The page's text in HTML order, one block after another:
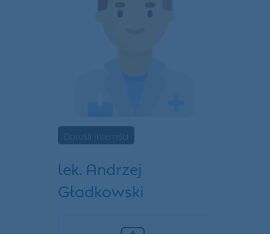
Dorośli Interniści
lek. Andrzej
Gładkowski